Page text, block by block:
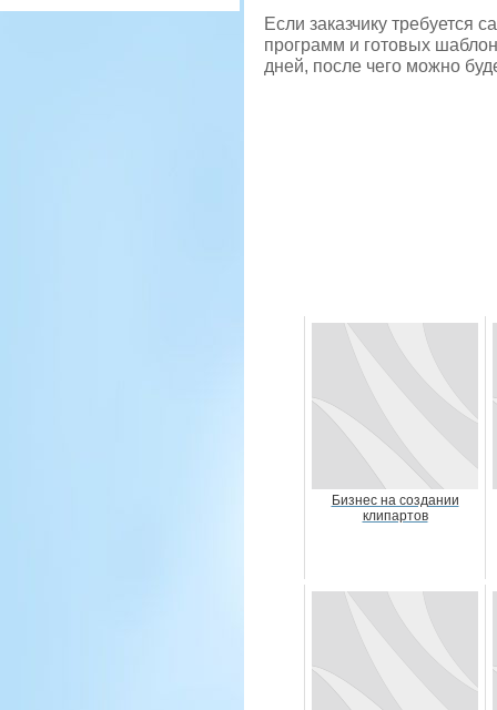
Если заказчику требуется
программ и готовых
дней, после чего можно
Бизнес на создании
клипартов